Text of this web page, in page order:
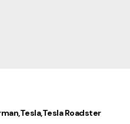
TeslaTesla Roadster